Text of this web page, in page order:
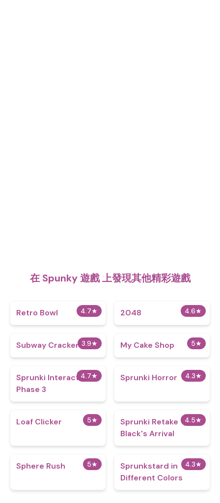
在 Spunky 遊戲 上發現其他精彩遊戲
4.7★
Retro Bowl 4.6★
2048
3.9★
Subway Crackers 5★
My Cake Shop
4.7★
Sprunki Interactive
Phase 3
4.3★
Sprunki Horror
5★
Loaf Clicker 4.5★
Sprunki Retake
Black's Arrival
5★
Sphere Rush 4.3★
Sprunkstard in
Different Colors